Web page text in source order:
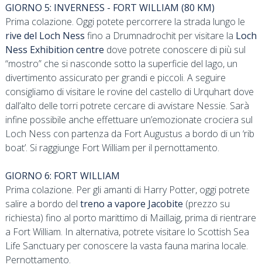
GIORNO 5: INVERNESS - FORT WILLIAM (80 KM)
Prima colazione. Oggi potete percorrere la strada lungo le
rive del Loch Ness fino a Drumnadrochit per visitare la Loch
Ness Exhibition centre dove potrete conoscere di più sul
“mostro” che si nasconde sotto la superficie del lago, un
divertimento assicurato per grandi e piccoli. A seguire
consigliamo di visitare le rovine del castello di Urquhart dove
dall’alto delle torri potrete cercare di avvistare Nessie. Sarà
infine possibile anche effettuare un’emozionate crociera sul
Loch Ness con partenza da Fort Augustus a bordo di un ‘rib
boat’. Si raggiunge Fort William per il pernottamento.
GIORNO 6: FORT WILLIAM
Prima colazione. Per gli amanti di Harry Potter, oggi potrete
salire a bordo del treno a vapore Jacobite (prezzo su
richiesta) fino al porto marittimo di Maillaig, prima di rientrare
a Fort William. In alternativa, potrete visitare lo Scottish Sea
Life Sanctuary per conoscere la vasta fauna marina locale.
Pernottamento.